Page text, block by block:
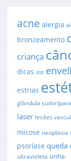
acne alergia
bronzeamento
criança
dicas dst
estrias
glândula sudorípara
laser lesões
micose neoplasia
psoríase queda
ultravioleta unha